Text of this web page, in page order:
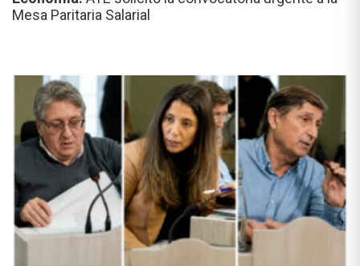
Mesa Paritaria Salarial